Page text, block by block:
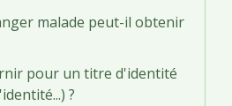
malade peut-il obtenir
pour un titre d'identité
?